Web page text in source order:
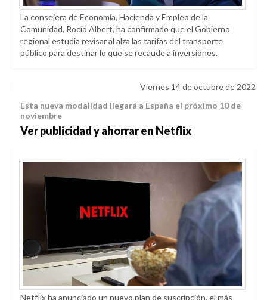
La consejera de Economía, Hacienda y Empleo de la
Comunidad, Rocío Albert, ha confirmado que el Gobierno
regional estudia revisar al alza las tarifas del transporte
público para destinar lo que se recaude a inversiones.
Viernes 14 de octubre de 2022
Esta nueva modalidad llegará a España el próximo 10 de
noviembre
Ver publicidad y ahorrar en Netflix
Netflix ha anunciado un nuevo plan de suscripción, el más